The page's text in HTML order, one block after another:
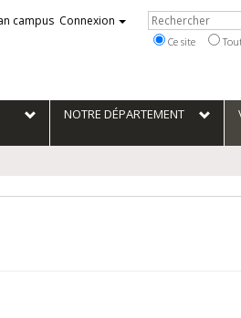
campus Connexion Rechercher
Ce site
NOTRE DÉPARTEMENT